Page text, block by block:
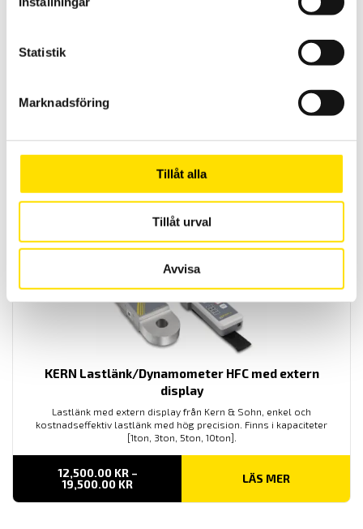
Statistik
Marknadsföring
Tillåt alla
Tillåt urval
Avvisa
Precisionsvågen PNJ från Kern är en praktisk och smidig våg för
många olika applikationer med maxkapacitet upp till 12 kg
10,355.00KR–11,300.00KRPRISINTERVALL:
TILL
LÄS MER
KERN Lastlänk/Dynamometer HFC med extern
display
Lastlänk med extern display från Kern & Sohn, enkel och
kostnadseffektiv lastlänk med hög precision. Finns i kapaciteter
[1ton, 3ton, 5ton, 10ton].
12,500.00 KR –
19,500.00 KRPRISINTERVALL:
TILL
LÄS MER